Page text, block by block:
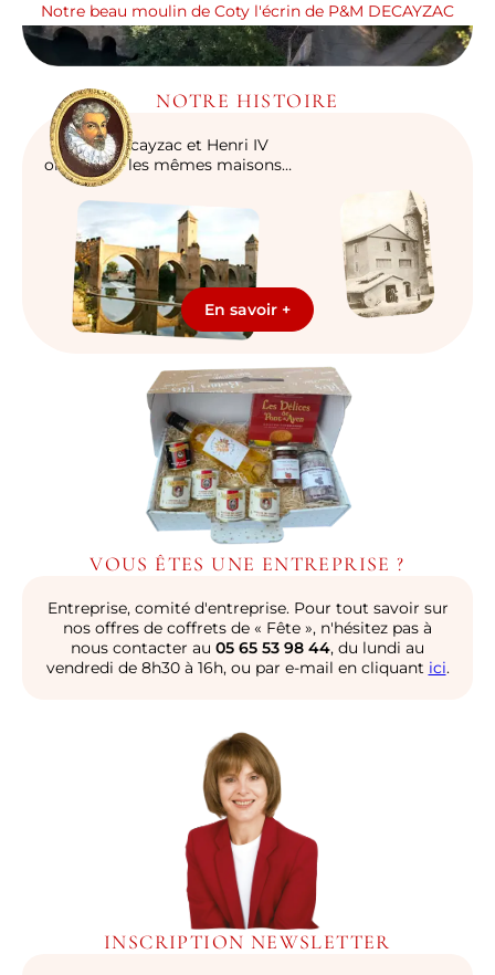
Notre beau moulin de Coty l'écrin de P&M DECAYZAC
NOTRE HISTOIRE
P&M Decayzac et Henri IV
ont habité les mêmes maisons…
En savoir +
VOUS ÊTES UNE ENTREPRISE ?
Entreprise, comité d'entreprise. Pour tout savoir sur
nos offres de coffrets de « Fête », n'hésitez pas à
nous contacter au 05 65 53 98 44, du lundi au
vendredi de 8h30 à 16h, ou par e-mail en cliquant ici.
INSCRIPTION NEWSLETTER